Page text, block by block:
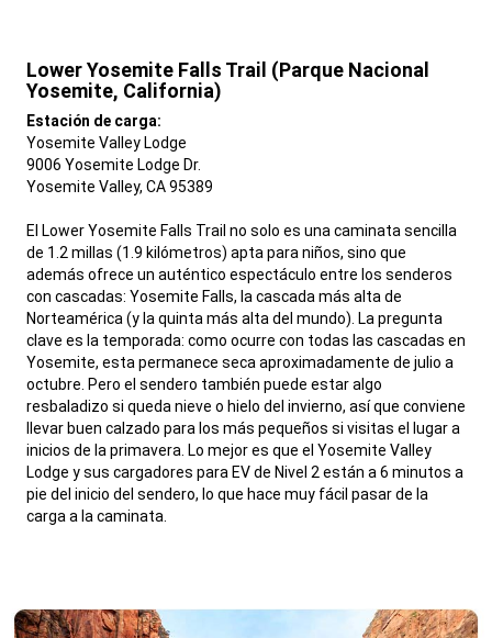
Lower Yosemite Falls Trail (Parque Nacional
Yosemite, California)
Estación de carga:
Yosemite Valley Lodge
9006 Yosemite Lodge Dr.
Yosemite Valley, CA 95389
El Lower Yosemite Falls Trail no solo es una caminata sencilla
de 1.2 millas (1.9 kilómetros) apta para niños, sino que
además ofrece un auténtico espectáculo entre los senderos
con cascadas: Yosemite Falls, la cascada más alta de
Norteamérica (y la quinta más alta del mundo). La pregunta
clave es la temporada: como ocurre con todas las cascadas en
Yosemite, esta permanece seca aproximadamente de julio a
octubre. Pero el sendero también puede estar algo
resbaladizo si queda nieve o hielo del invierno, así que conviene
llevar buen calzado para los más pequeños si visitas el lugar a
inicios de la primavera. Lo mejor es que el Yosemite Valley
Lodge y sus cargadores para EV de Nivel 2 están a 6 minutos a
pie del inicio del sendero, lo que hace muy fácil pasar de la
carga a la caminata.